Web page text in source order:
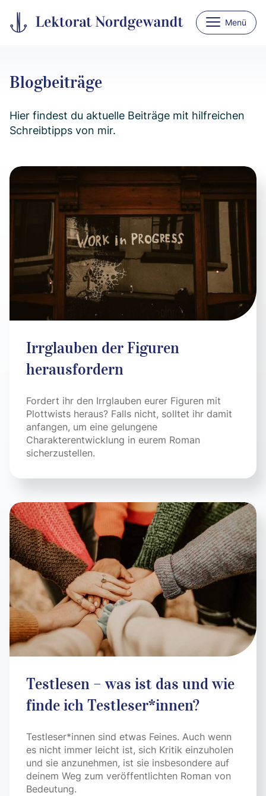
Menü
Blogbeiträge
Hier findest du aktuelle Beiträge mit hilfreichen
Schreibtipps von mir.
Irrglauben der Figuren
herausfordern
Fordert ihr den Irrglauben eurer Figuren mit
Plottwists heraus? Falls nicht, solltet ihr damit
anfangen, um eine gelungene
Charakterentwicklung in eurem Roman
sicherzustellen.
Testlesen – was ist das und wie
finde ich Testleser*innen?
Testleser*innen sind etwas Feines. Auch wenn
es nicht immer leicht ist, sich Kritik einzuholen
und sie anzunehmen, ist sie insbesondere auf
deinem Weg zum veröffentlichten Roman von
Bedeutung.